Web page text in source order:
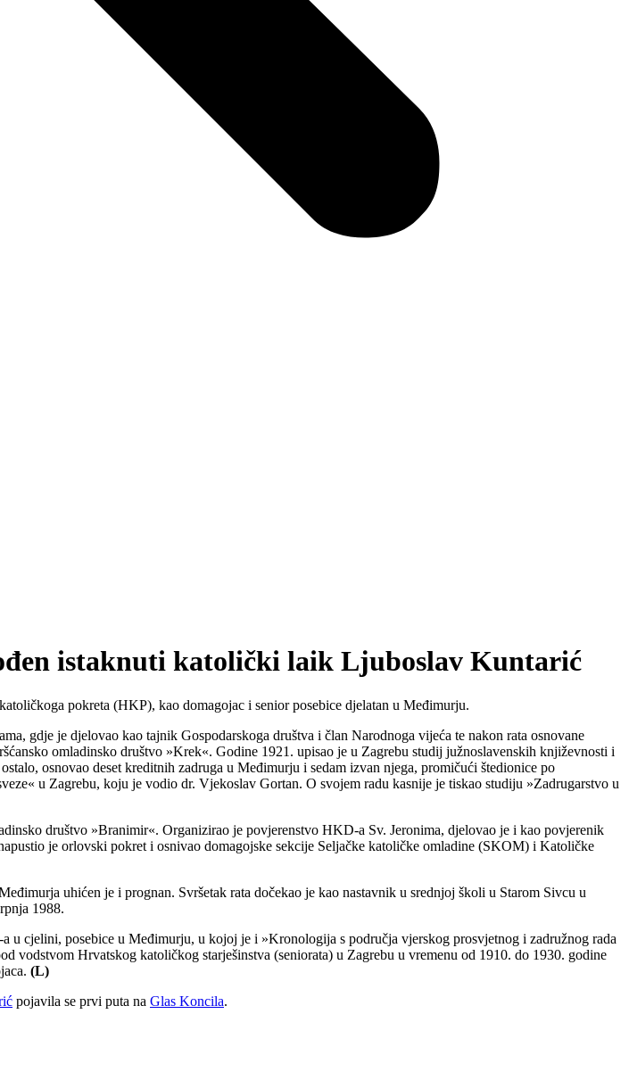
istaknuti katolički laik Ljuboslav Kuntarić
pokreta (HKP), kao domagojac i senior posebice djelatan u Međimurju.
gdje je djelovao kao tajnik Gospodarskoga društva i član Narodnoga vijeća te nakon rata osnovane
omladinsko društvo »Krek«. Godine 1921. upisao je u Zagrebu studij južnoslavenskih književnosti i
osnovao deset kreditnih zadruga u Međimurju i sedam izvan njega, promičući štedionice po
u Zagrebu, koju je vodio dr. Vjekoslav Gortan. O svojem radu kasnije je tiskao studiju »Zadrugarstvo u
društvo »Branimir«. Organizirao je povjerenstvo HKD-a Sv. Jeronima, djelovao je i kao povjerenik
je orlovski pokret i osnivao domagojske sekcije Seljačke katoličke omladine (SKOM) i Katoličke
uhićen je i prognan. Svršetak rata dočekao je kao nastavnik u srednjoj školi u Starom Sivcu u
1988.
cjelini, posebice u Međimurju, u kojoj je i »Kronologija s područja vjerskog prosvjetnog i zadružnog rada
vodstvom Hrvatskog katoličkog starješinstva (seniorata) u Zagrebu u vremenu od 1910. do 1930. godine
(L)
pojavila se prvi puta na Glas Koncila.